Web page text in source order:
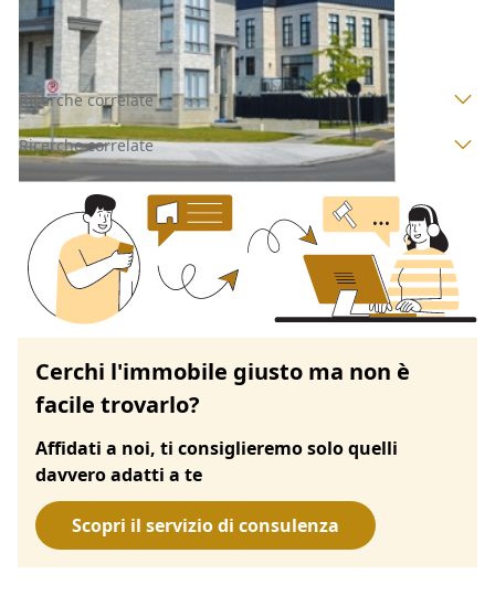
Codice asta:1ed95625
Asta chiusa
Ricerche correlate
Ricerche correlate
Cerchi l'immobile giusto ma non è
facile trovarlo?
Affidati a noi, ti consiglieremo solo quelli
davvero adatti a te
Scopri il servizio di consulenza